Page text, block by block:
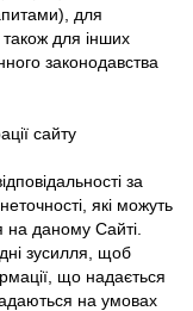
для
також для інших
законодавства
сайту
за
які можуть
на даному Сайті.
зусилля, щоб
що надається
на умовах